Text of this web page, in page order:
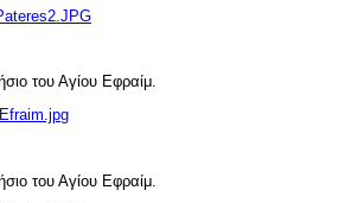
του Αγίου Εφραίμ.
του Αγίου Εφραίμ.